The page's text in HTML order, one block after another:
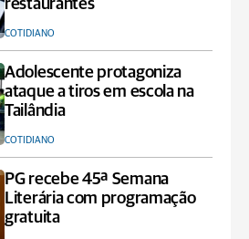
restaurantes
COTIDIANO
Adolescente protagoniza
ataque a tiros em escola na
Tailândia
COTIDIANO
PG recebe 45ª Semana
Literária com programação
gratuita